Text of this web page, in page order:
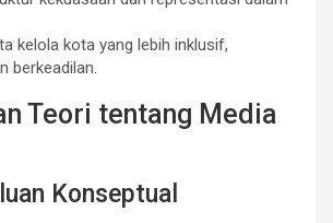
kelola kota yang lebih inklusif,
berkeadilan.
Teori tentang Media
Konseptual